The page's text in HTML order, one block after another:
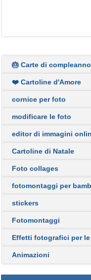
🎂 Carte di compleanno
❤️ Cartoline d'Amore
cornice per foto
modificare le foto
editor di immagini
Cartoline di Natale
Foto collages
fotomontaggi per
stickers
Fotomontaggi
Effetti fotografici per
Animazioni